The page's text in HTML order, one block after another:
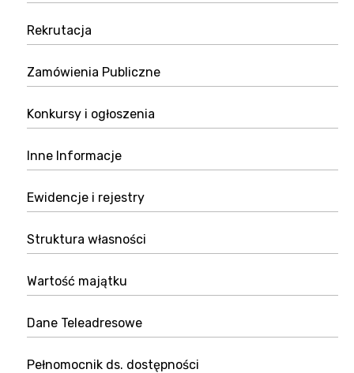
Rekrutacja
Zamówienia Publiczne
Konkursy i ogłoszenia
Inne Informacje
Ewidencje i rejestry
Struktura własności
Wartość majątku
Dane Teleadresowe
Pełnomocnik ds. dostępności